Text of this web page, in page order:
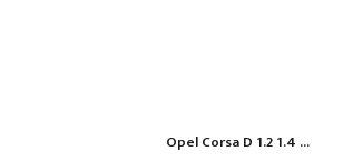
Opel Corsa D 1.2 1.4 ...